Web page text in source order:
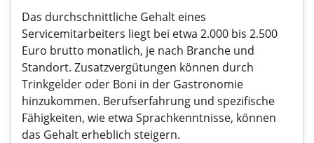
Das durchschnittliche Gehalt eines
Servicemitarbeiters liegt bei etwa 2.000 bis 2.500
Euro brutto monatlich, je nach Branche und
Standort. Zusatzvergütungen können durch
Trinkgelder oder Boni in der Gastronomie
hinzukommen. Berufserfahrung und spezifische
Fähigkeiten, wie etwa Sprachkenntnisse, können
das Gehalt erheblich steigern.